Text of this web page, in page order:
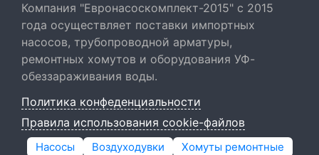
Компания "Евронасоскомплект-2015" с 2015
года осуществляет поставки импортных
насосов, трубопроводной арматуры,
ремонтных хомутов и оборудования УФ-
обеззараживания воды.
Политика конфеденциальности
Правила использования cookie-файлов
Насосы Воздуходувки Хомуты ремонтные